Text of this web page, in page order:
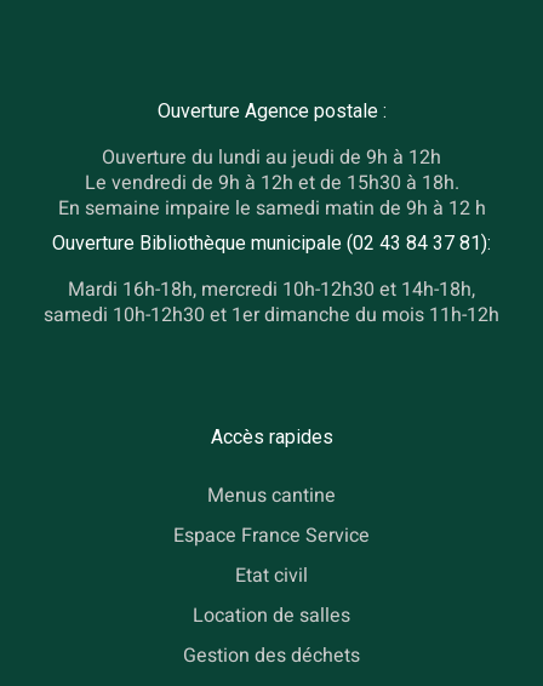
Ouverture Agence postale :
Ouverture du lundi au jeudi de 9h à 12h
Le vendredi de 9h à 12h et de 15h30 à 18h.
En semaine impaire le samedi matin de 9h à 12 h
Ouverture Bibliothèque municipale (02 43 84 37 81):
Mardi 16h-18h, mercredi 10h-12h30 et 14h-18h,
samedi 10h-12h30 et 1er dimanche du mois 11h-12h
Accès rapides
Menus cantine
Espace France Service
Etat civil
Location de salles
Gestion des déchets